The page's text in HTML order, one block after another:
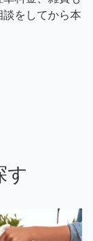
をしてから本
す